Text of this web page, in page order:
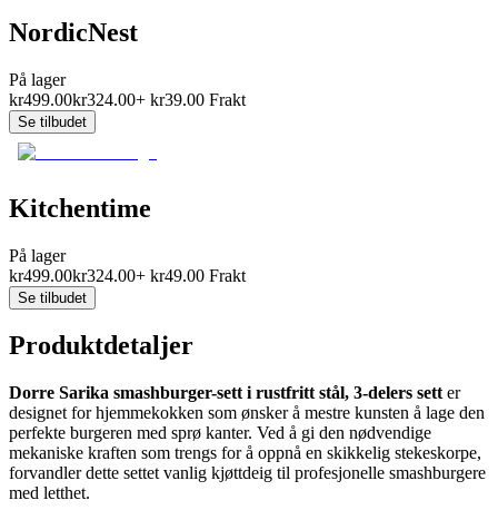
NordicNest
På lager
kr499.00kr324.00+ kr39.00 Frakt
Se tilbudet
Kitchentime
På lager
kr499.00kr324.00+ kr49.00 Frakt
Se tilbudet
Produktdetaljer
Dorre Sarika smashburger-sett i rustfritt stål, 3-delers sett er
designet for hjemmekokken som ønsker å mestre kunsten å lage den
perfekte burgeren med sprø kanter. Ved å gi den nødvendige
mekaniske kraften som trengs for å oppnå en skikkelig stekeskorpe,
forvandler dette settet vanlig kjøttdeig til profesjonelle smashburgere
med letthet.